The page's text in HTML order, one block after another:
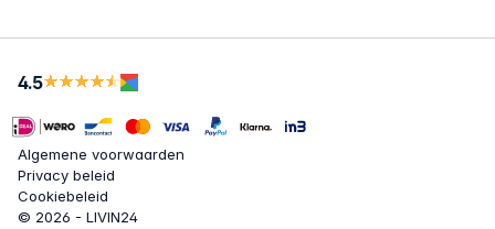
4.5
Algemene voorwaarden
Privacy beleid
Cookiebeleid
© 2026 - LIVIN24